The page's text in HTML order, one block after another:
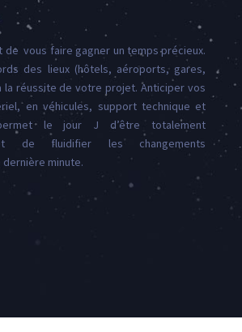
vous faire gagner un temps précieux.
des lieux (hôtels, aéroports, gares,
réussite de votre projet. Anticiper vos
en véhicules, support technique et
le jour J d’être totalement
de fluidifier les changements
dernière minute.